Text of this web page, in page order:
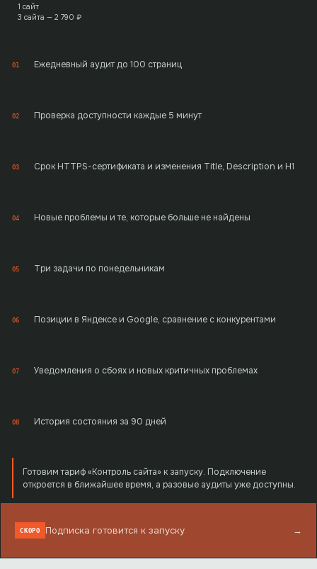
1 сайт
3 сайта — 2 790 ₽
01 Ежедневный аудит до 100 страниц
02 Проверка доступности каждые 5 минут
03 Срок HTTPS-сертификата и изменения Title, Description и H1
04 Новые проблемы и те, которые больше не найдены
05 Три задачи по понедельникам
06 Позиции в Яндексе и Google, сравнение с конкурентами
07 Уведомления о сбоях и новых критичных проблемах
08 История состояния за 90 дней
Готовим тариф «Контроль сайта» к запуску. Подключение
откроется в ближайшее время, а разовые аудиты уже доступны.
СКОРО Подписка готовится к запуску →